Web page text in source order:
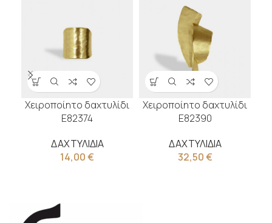
Χειροποίητο δαχτυλίδι
Ε82374
ΔΑΧΤΥΛΙΔΙΑ
14,00€
Χειροποίητο δαχτυλίδι
Ε82390
ΔΑΧΤΥΛΙΔΙΑ
32,50€